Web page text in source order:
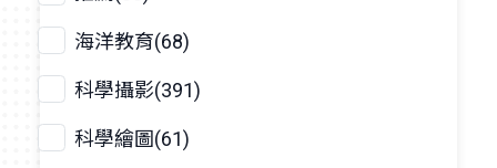
海洋教育(68)
科學攝影(391)
科學繪圖(61)